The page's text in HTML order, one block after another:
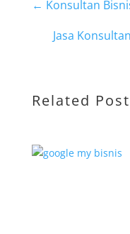
← Konsultan
Jasa
Related